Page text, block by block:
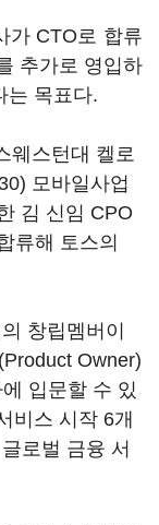
가 CTO로 합류
추가로 영입하
는 목표다.
웨스턴대 켈로
모바일사업
김 신임 CPO
류해 토스의
창립멤버이
Owner)
입문할 수 있
비스 시작 6개
로벌 금융 서